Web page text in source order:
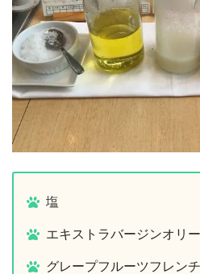
塩
エキストラバージンオリ
グレープフルーツフレン